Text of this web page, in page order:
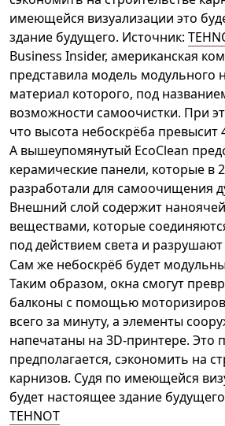
имеющейся визуализации это
здание будущего. Источник:
Business Insider, американская
представила модель модульного
материал которого, под
возможности самоочистки. При
что высота небоскрёба превысит
А вышеупомянутый EcoClean
керамические панели, которые в
разработали для самоочищения
Внешний слой содержит
веществами, которые
под действием света и
Сам же небоскрёб будет
Таким образом, окна смогут
балконы с помощью
всего за минуту, а элементы
напечатаны на 3D-принтере. Это
предполагается, сэкономить на
карнизов. Судя по имеющейся
будет настоящее здание
TEHNOT